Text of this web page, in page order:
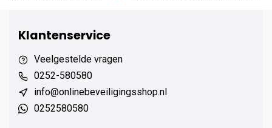
Klantenservice
Veelgestelde vragen
0252-580580
info@onlinebeveiligingsshop.nl
0252580580